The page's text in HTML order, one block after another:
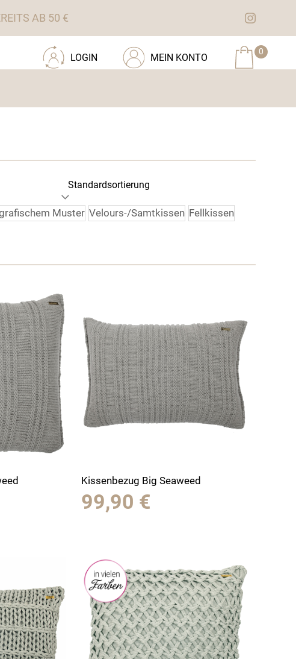
AB 50 €
0
MEIN KONTO
LOGIN
Muster Velours-/Samtkissen Fellkissen
Kissenbezug Big Seaweed
99,90 €